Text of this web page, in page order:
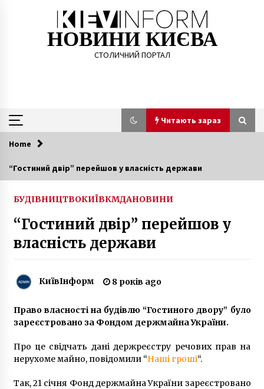
НОВИНИ КИЄВА
СТОЛИЧНИЙ ПОРТАЛ
Читають зараз
Читають зараз
дерев з парку Гірка Крістера (ФОТО, ВІДЕО)
Стало відомо, хто буде другим хедлайнером
Atlas Weekend 2019
2 місяці ago
До річниці Революції Гідності в Києві
встановлять три виставки
Home
“Гостиний двір” перейшов у власність держави
БУДІВНИЦТВОКИЇВКМДАНОВИНИ
“Гостиний двір” перейшов у
власність держави
КиївІнформ 8 років ago
Право власності на будівлю “Гостиного двору” було
зареєстровано за Фондом держмайна України.
Про це свідчать дані держреєстру речових прав на
нерухоме майно, повідомили “Наші гроші“.
Так, 21 січня Фонд держмайна України зареєстровано